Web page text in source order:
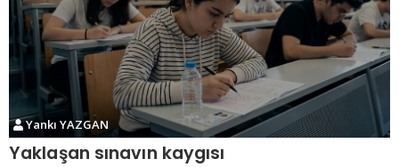
Yankı YAZGAN
Yaklaşan sınavın kaygısı